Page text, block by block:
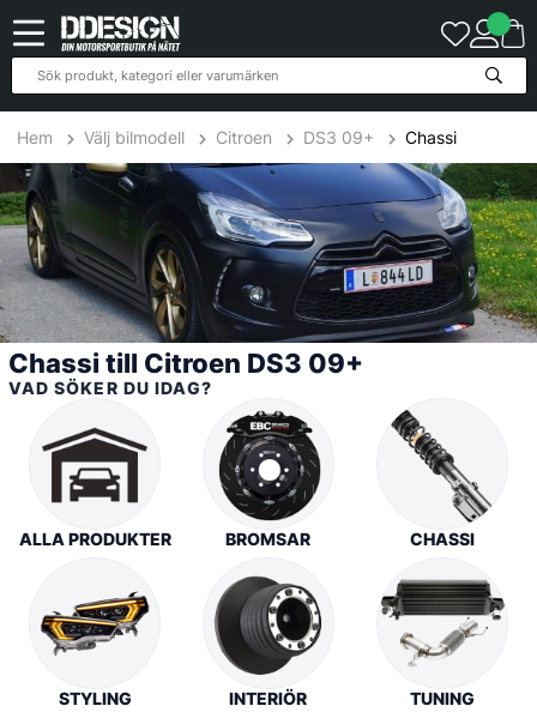
Hem Välj bilmodell Citroen DS3 09+ Chassi
Chassi till Citroen DS3 09+
VAD SÖKER DU IDAG?
ALLA PRODUKTER BROMSAR CHASSI
STYLING INTERIÖR TUNING
17 Produkter